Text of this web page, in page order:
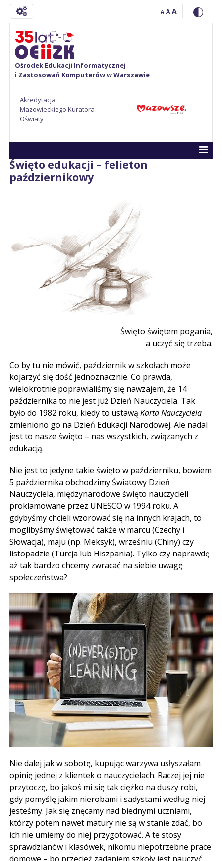
A A A
Ośrodek Edukacji Informatycznej
i Zastosowań Komputerów w Warszawie
Akredytacja
Mazowieckiego Kuratora
Oświaty
Święto edukacji – felieton
październikowy
Święto świętem pogania,
a uczyć się trzeba.
Co by tu nie mówić, październik w szkołach może
kojarzyć się dość jednoznacznie. Co prawda,
wielokrotnie poprawialiśmy się nawzajem, że 14
października to nie jest już Dzień Nauczyciela. Tak
było do 1982 roku, kiedy to ustawąKarta Nauczyciela
zmieniono go na Dzień Edukacji Narodowej. Ale nadal
jest to nasze święto – nas wszystkich, związanych z
edukacją.
Nie jest to jedyne takie święto w październiku, bowiem
5 października obchodzimy Światowy Dzień
Nauczyciela, międzynarodowe święto nauczycieli
proklamowane przez UNESCO w 1994 roku. A
gdybyśmy chcieli wzorować się na innych krajach, to
moglibyśmy świętować także w marcu (Czechy i
Słowacja), maju (np. Meksyk), wrześniu (Chiny) czy
listopadzie (Turcja lub Hiszpania). Tylko czy naprawdę
aż tak bardzo chcemy zwracać na siebie uwagę
społeczeństwa?
Nie dalej jak w sobotę, kupując warzywa usłyszałam
opinię jednej z klientek o nauczycielach. Raczej jej nie
przytoczę, bo jakoś mi się tak ciężko na duszy robi,
gdy pomyślę jakim nierobami i sadystami według niej
jesteśmy. Jak się znęcamy nad biednymi uczniami,
którzy potem nawet matury nie są w stanie zdać, bo
ich nie umiemy do niej przygotować. A te stosy
sprawdzianów i klasówek, nikomu niepotrzebne prace
domowe – bo przecież zadaniem szkoły jest nauczyć